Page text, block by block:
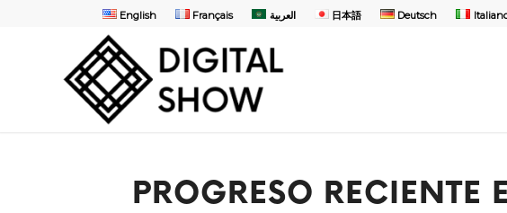
English Français العربية 日本語 Deutsch
PROGRESO